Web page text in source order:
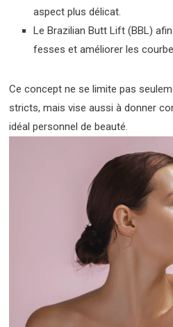
aspect plus délicat.
Le Brazilian Butt Lift (BBL)
fesses et améliorer les
Ce concept ne se limite pas
stricts, mais vise aussi à donner
idéal personnel de beauté.